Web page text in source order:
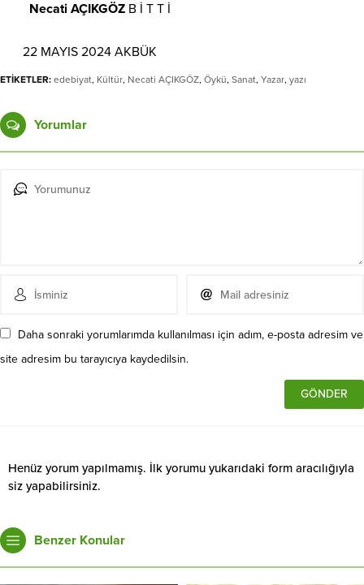
Necati AÇIKGÖZ B İ T T İ
22 MAYIS 2024 AKBÜK
ETİKETLER: edebiyat, Kültür, Necati AÇIKGÖZ, Öykü, Sanat, Yazar, yazı
Yorumlar
Daha sonraki yorumlarımda kullanılması için adım, e-posta adresim ve
site adresim bu tarayıcıya kaydedilsin.
Henüz yorum yapılmamış. İlk yorumu yukarıdaki form aracılığıyla
siz yapabilirsiniz.
Benzer Konular